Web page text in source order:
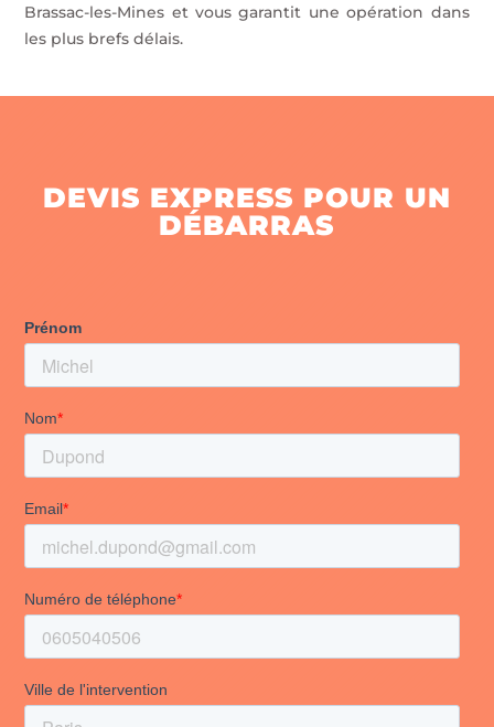
Brassac-les-Mines et vous garantit une opération dans
les plus brefs délais.
DEVIS EXPRESS POUR UN
DÉBARRAS